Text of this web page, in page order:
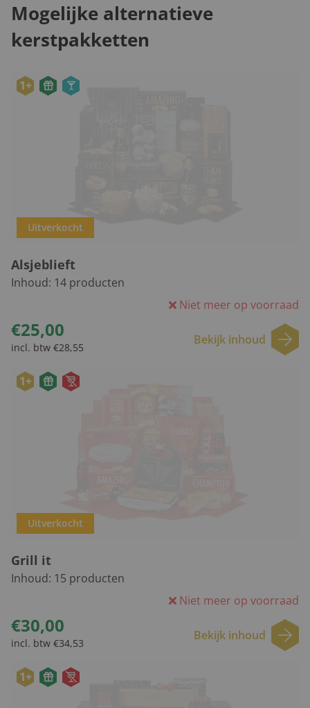
Mogelijke alternatieve
kerstpakketten
1+
Uitverkocht
Alsjeblieft
Inhoud: 14 producten
Niet meer op voorraad
€25,00
incl. btw €28,55
Bekijk inhoud
1+
Uitverkocht
Grill it
Inhoud: 15 producten
Niet meer op voorraad
€30,00
incl. btw €34,53
Bekijk inhoud
1+